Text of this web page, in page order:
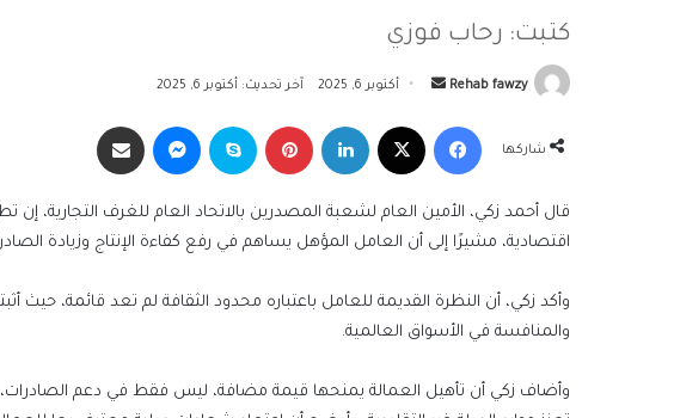
كتبت: رحاب فوزي
Rehab fawzy
أرسل
إلكترونيا
أكتوبر 6, 2025 آخر تحديث: أكتوبر 6, 2025
شاركها
فيسبوك لينكدإن بينتيريست سكايب ماسنجر
قال أحمد زكي، الأمين العام لشعبة المصدرين بالاتحاد العام للغرف التجارية، إن
اقتصادية، مشيرًا إلى أن العامل المؤهل يساهم في رفع كفاءة الإنتاج وزيادة
وأكد زكي، أن النظرة القديمة للعامل باعتباره محدود الثقافة لم تعد قائمة، حيث
والمنافسة في الأسواق العالمية.
وأضاف زكي أن تأهيل العمالة يمنحها قيمة مضافة، ليس فقط في دعم الصادرات،